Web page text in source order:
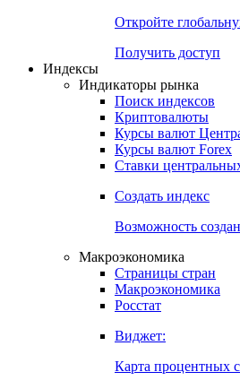
Откройте
Получить доступ
Индексы
Индикаторы рынка
Поиск индексов
Криптовалюты
Курсы валют
Курсы валют Forex
Ставки
Создать индекс
Возможность
Макроэкономика
Страницы стран
Макроэкономика
Росстат
Виджет:
Карта процентных